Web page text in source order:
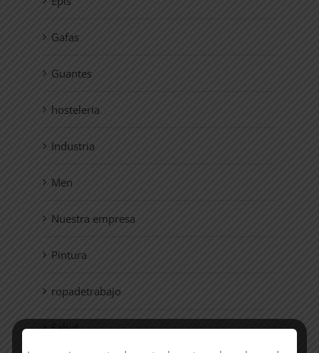
Gafas
Guantes
hosteleria
Industria
Men
Nuestra empresa
Pintura
ropadetrabajo
Salud